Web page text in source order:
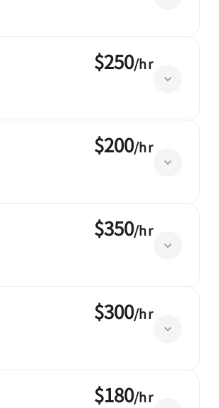
$250/hr
$200/hr
$350/hr
$300/hr
$180/hr